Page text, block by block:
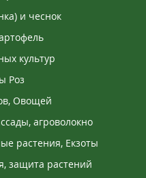
и чеснок
культур
Роз
Овощей
агроволокно
растения, Екзоты
защита растений